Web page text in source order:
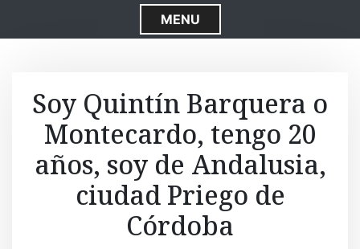
S
k
o
n
t
e
n
t
MENU
Soy Quintín Barquera o
Montecardo, tengo 20
años, soy de Andalusia,
ciudad Priego de
Córdoba